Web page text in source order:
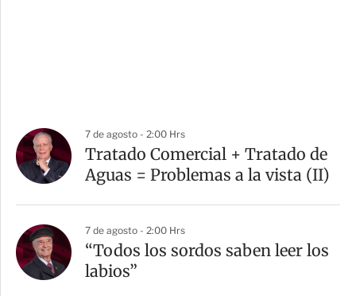
7 de agosto - 2:00 Hrs
Tratado Comercial + Tratado de
Aguas = Problemas a la vista (II)
7 de agosto - 2:00 Hrs
“Todos los sordos saben leer los
labios”